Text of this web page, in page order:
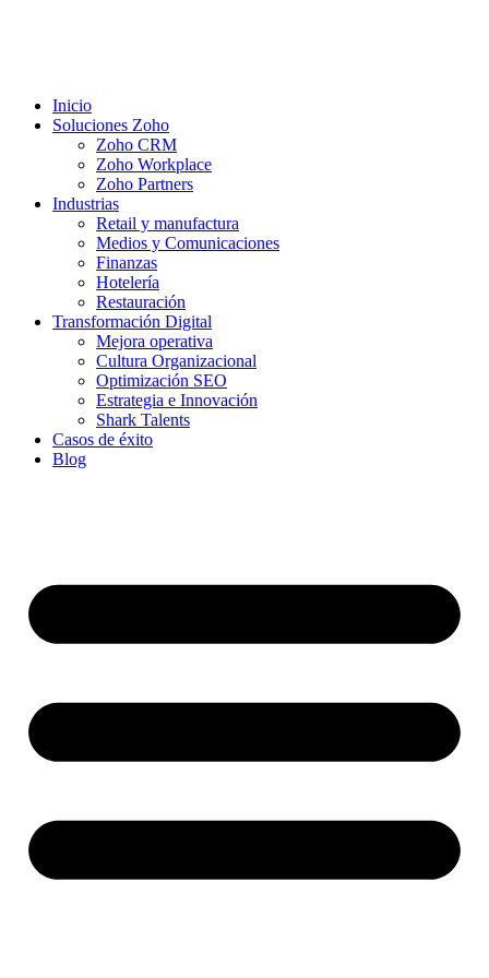
Inicio
Soluciones Zoho
Zoho CRM
Zoho Workplace
Zoho Partners
Industrias
Retail y manufactura
Medios y Comunicaciones
Finanzas
Hotelería
Restauración
Transformación Digital
Mejora operativa
Cultura Organizacional
Optimización SEO
Estrategia e Innovación
Shark Talents
Casos de éxito
Blog